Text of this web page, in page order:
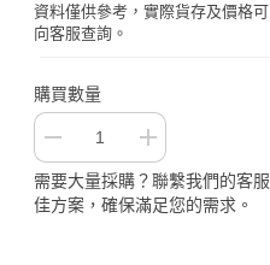
資料僅供參考，實際貨存及價格
向客服查詢。
購買數量
需要大量採購？聯繫我們的客
佳方案，確保滿足您的需求。